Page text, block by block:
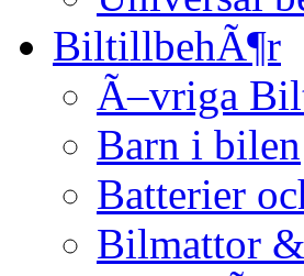
BiltillbehÃ¶r
Ã–vriga
Barn i bilen
Batterier
Bilmattor